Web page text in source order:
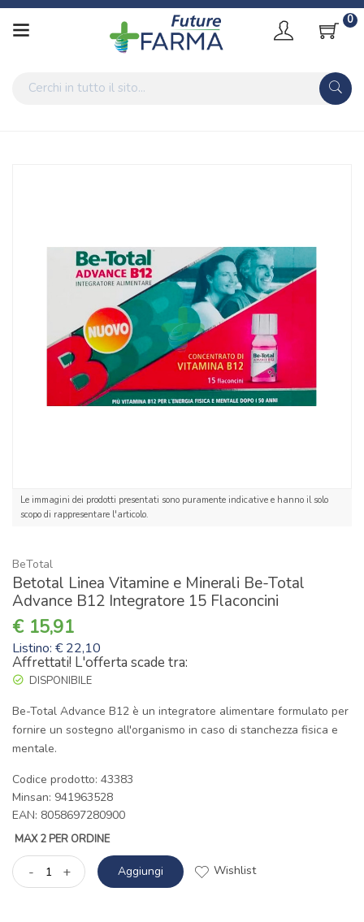
0
Integratore 15 Flaconcini
Le immagini dei prodotti presentati sono puramente indicative e hanno il solo
scopo di rappresentare l'articolo.
BeTotal
Betotal Linea Vitamine e Minerali Be-Total
Advance B12 Integratore 15 Flaconcini
15,91
Listino: € 22,10
Affrettati! L'offerta scade tra:
DISPONIBILE
Be-Total Advance B12 è un integratore alimentare formulato per
fornire un sostegno all'organismo in caso di stanchezza fisica e
mentale.
Codice prodotto: 43383
Minsan: 941963528
EAN: 8058697280900
MAX 2 PER ORDINE
- + Aggiungi Wishlist